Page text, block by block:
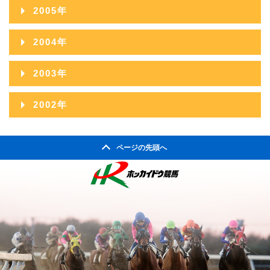
2014年02月
2014年01月
2013年03月
2013年02月
2013年01月
2012年03月
2012年02月
2012年01月
2011年05月
2011年03月
2011年02月
2010年07月
2010年06月
2010年05月
2010年03月
2009年08月
2009年07月
2009年06月
2009年05月
2009年03月
2008年09月
2008年08月
2008年07月
2008年06月
2008年05月
2008年01月
2007年10月
2007年09月
2007年08月
2007年07月
2007年02月
2007年01月
2006年12月
2006年11月
2006年10月
2006年09月
2006年08月
2006年03月
2006年02月
2005年
2005年12月
2005年11月
2005年10月
2005年09月
2005年08月
2005年07月
2005年04月
2005年03月
2004年
2004年12月
2004年11月
2004年10月
2004年06月
2004年05月
2003年
2003年12月
2003年07月
2003年06月
2002年
ページの先頭へ